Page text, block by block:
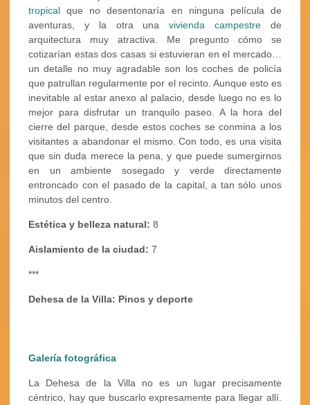
tropical que no desentonaría en ninguna película de
aventuras, y la otra unavivienda campestre de
arquitectura muy atractiva. Me pregunto cómo se
cotizarían estas dos casas si estuvieran en el mercado…
un detalle no muy agradable son los coches de policía
que patrullan regularmente por el recinto. Aunque esto es
inevitable al estar anexo al palacio, desde luego no es lo
mejor para disfrutar un tranquilo paseo. A la hora del
cierre del parque, desde estos coches se conmina a los
visitantes a abandonar el mismo. Con todo, es una visita
que sin duda merece la pena, y que puede sumergirnos
en un ambiente sosegado y verde directamente
entroncado con el pasado de la capital, a tan sólo unos
minutos del centro.
Estética y belleza natural: 8
Aislamiento de la ciudad: 7
***
Dehesa de la Villa: Pinos y deporte
Galería fotográfica
La Dehesa de la Villa no es un lugar precisamente
céntrico, hay que buscarlo expresamente para llegar allí.